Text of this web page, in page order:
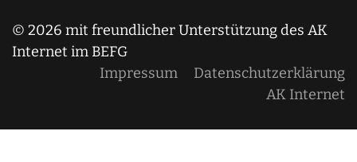
© 2026 mit freundlicher Unterstützung des AK
Internet im BEFG
Impressum
Datenschutzerklärung
AK Internet